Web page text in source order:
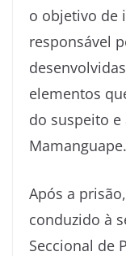
o objetivo de
responsável
elementos
do suspeito
Mamanguape.
Após a
conduzido à
Seccional de